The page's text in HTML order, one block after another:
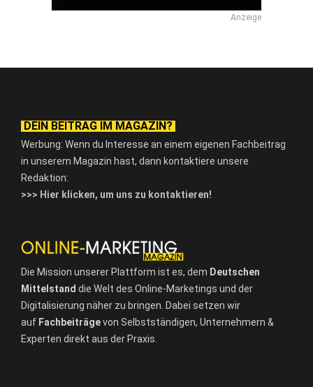
Anzeige
DEIN BEITRAG IM MAGAZIN?
Werbung: Wenn du Interesse an einem eigenen Fachbeitrag
in unserem Magazin hast, dann kontaktiere unsere
Redaktion:
>>> Hier klicken, um uns zu kontaktieren!
Die Mission unserer Plattform ist es, dem Deutschen
Mittelstand die Welt des Online-Marketings und der
Digitalisierung näher zu bringen. Dabei setzen wir
auf Fachbeiträgevon Selbstständigen, Unternehmern &
Experten direkt aus der Praxis.